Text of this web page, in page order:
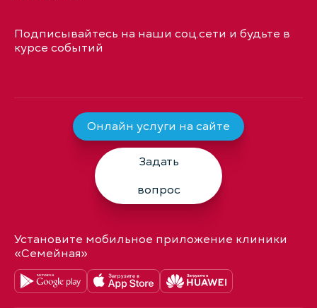
Подписывайтесь на наши соц.сети и будьте в
курсе событий
Онлайн услуги на сайте
Задать
вопрос
Установите мобильное приложение клиники
«Семейная»